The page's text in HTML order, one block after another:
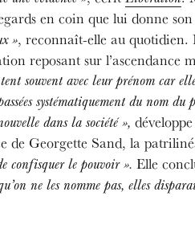
en coin que lui donne
», reconnaît-elle au quotidien.
reposant sur l’ascendance
souvent avec leur prénom car
systématiquement du nom
dans la société »,
de Georgette Sand, la
confisquer le pouvoir ». Elle
ne les nomme pas, elles